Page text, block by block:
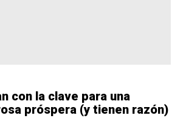
con la clave para una
próspera (y tienen razón)